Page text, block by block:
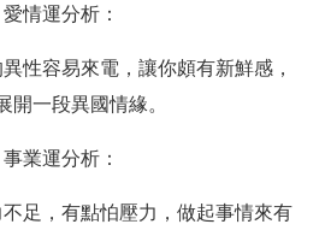
愛情運分析：
性容易來電，讓你頗有新鮮感，
開一段異國情緣。
事業運分析：
足，有點怕壓力，做起事情來有